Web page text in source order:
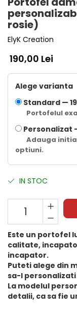
rosie)
ElyK Creation
190,00 Lei
Alege varianta
Standard —
Portofelul
Personalizat
Adauga
optiuni.
IN STOC
Este un portofel
calitate,
incapator.
Puteti alege din
sa-l
La modelul
detalii, ca sa fie